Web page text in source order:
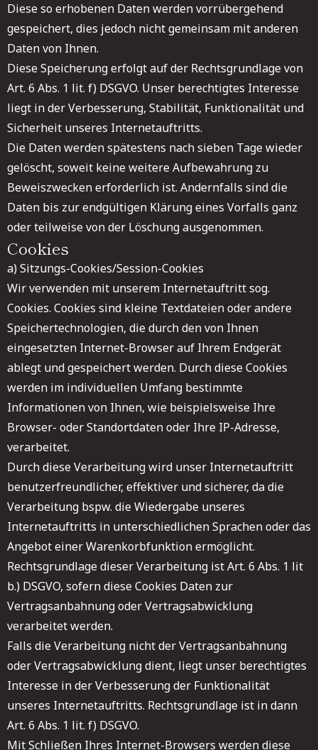
Diese so erhobenen Daten werden vorrübergehend
gespeichert, dies jedoch nicht gemeinsam mit anderen
Daten von Ihnen.
Diese Speicherung erfolgt auf der Rechtsgrundlage von
Art. 6 Abs. 1 lit. f) DSGVO. Unser berechtigtes Interesse
liegt in der Verbesserung, Stabilität, Funktionalität und
Sicherheit unseres Internetauftritts.
Die Daten werden spätestens nach sieben Tage wieder
gelöscht, soweit keine weitere Aufbewahrung zu
Beweiszwecken erforderlich ist. Andernfalls sind die
Daten bis zur endgültigen Klärung eines Vorfalls ganz
oder teilweise von der Löschung ausgenommen.
Cookies
a) Sitzungs-Cookies/Session-Cookies
Wir verwenden mit unserem Internetauftritt sog.
Cookies. Cookies sind kleine Textdateien oder andere
Speichertechnologien, die durch den von Ihnen
eingesetzten Internet-Browser auf Ihrem Endgerät
ablegt und gespeichert werden. Durch diese Cookies
werden im individuellen Umfang bestimmte
Informationen von Ihnen, wie beispielsweise Ihre
Browser- oder Standortdaten oder Ihre IP-Adresse,
verarbeitet.
Durch diese Verarbeitung wird unser Internetauftritt
benutzerfreundlicher, effektiver und sicherer, da die
Verarbeitung bspw. die Wiedergabe unseres
Internetauftritts in unterschiedlichen Sprachen oder das
Angebot einer Warenkorbfunktion ermöglicht.
Rechtsgrundlage dieser Verarbeitung ist Art. 6 Abs. 1 lit
b.) DSGVO, sofern diese Cookies Daten zur
Vertragsanbahnung oder Vertragsabwicklung
verarbeitet werden.
Falls die Verarbeitung nicht der Vertragsanbahnung
oder Vertragsabwicklung dient, liegt unser berechtigtes
Interesse in der Verbesserung der Funktionalität
unseres Internetauftritts. Rechtsgrundlage ist in dann
Art. 6 Abs. 1 lit. f) DSGVO.
Mit Schließen Ihres Internet-Browsers werden diese